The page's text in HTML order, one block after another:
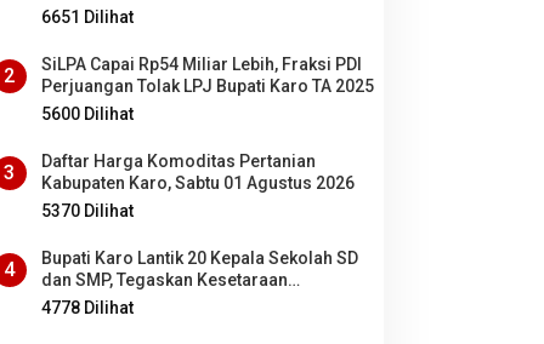
Menit Setelah Kejadian, Ini Motifnya
6651 Dilihat
2
SiLPA Capai Rp54 Miliar Lebih, Fraksi PDI
Perjuangan Tolak LPJ Bupati Karo TA 2025
5600 Dilihat
3
Daftar Harga Komoditas Pertanian
Kabupaten Karo, Sabtu 01 Agustus 2026
5370 Dilihat
4
Bupati Karo Lantik 20 Kepala Sekolah SD
dan SMP, Tegaskan Kesetaraan
Kesempatan Bagi ASN PNS dan PPPK
4778 Dilihat